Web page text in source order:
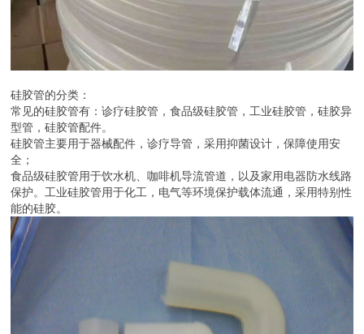
硅胶管的分类：
常见的硅胶管有：诊疗硅胶管，食品级硅胶管，工业硅胶管，硅胶异
型管，硅胶管配件。
硅胶管主要用于器械配件，诊疗导管，采用抑菌设计，保障使用安
全；
食品级硅胶管用于饮水机、咖啡机导流管道，以及家用电器防水线路
保护。工业硅胶管用于化工，电气等环境保护载体流通，采用特别性
能的硅胶。